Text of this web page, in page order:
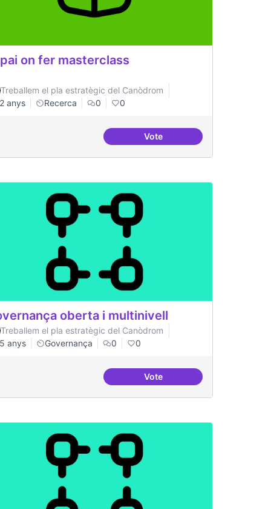
eventos
on fer masterclass
Treballem el pla estratègic del Canòdrom
2 anys
Recerca 0 0
VoteEspai on fer masterclass
oberta i multinivell
Treballem el pla estratègic del Canòdrom
5 anys
Governança 0 0
VoteGovernança oberta i